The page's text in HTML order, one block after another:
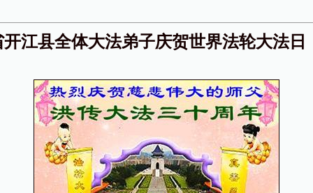
江县全体大法弟子庆贺世界法轮大法日